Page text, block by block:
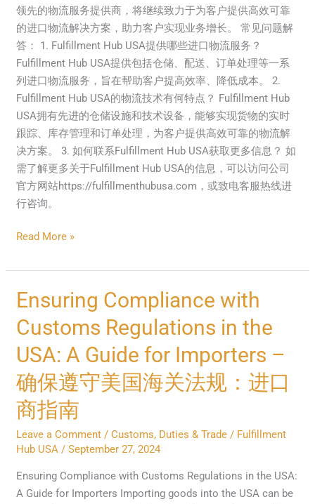
领先的物流服务提供商，将继续致力于为客户提供高效可靠
的进口物流解决方案，助力客户实现业务增长。 常见问题解
答： 1. Fulfillment Hub USA提供哪些进口物流服务？
Fulfillment Hub USA提供包括仓储、配送、订单处理等一系
列进口物流服务，旨在帮助客户提高效率、降低成本。 2.
Fulfillment Hub USA的物流技术有何特点？ Fulfillment Hub
USA拥有先进的仓储设施和技术设备，能够实现货物的实时
跟踪、库存管理和订单处理，为客户提供高效可靠的物流解
决方案。 3. 如何联系Fulfillment Hub USA获取更多信息？ 如
需了解更多关于Fulfillment Hub USA的信息，可以访问公司
官方网站https://fulfillmenthubusa.com，或致电客服热线进
行咨询。
Read More »
Ensuring Compliance with
Customs Regulations in the
USA: A Guide for Importers –
确保遵守美国海关法规：进口
商指南
Leave a Comment /Customs, Duties & Trade / Fulfillment
Hub USA/September 27, 2024
Ensuring Compliance with Customs Regulations in the USA:
A Guide for Importers Importing goods into the USA can be
Ensuring
Compliance
with
Customs
Regulations
in
the
USA:
A
Guide
for
Importers